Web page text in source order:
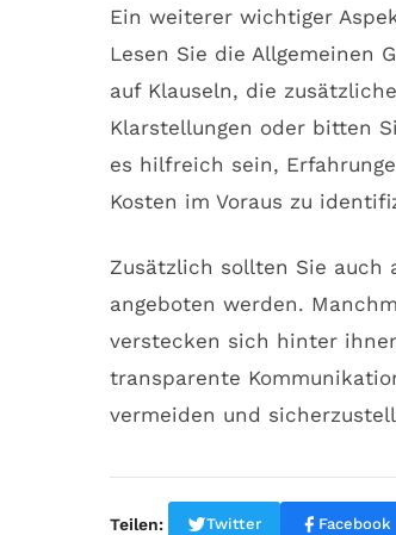
Ein weiterer wichtiger
Lesen Sie die Allgemeinen
auf Klauseln, die
Klarstellungen oder bitten
es hilfreich sein,
Kosten im Voraus zu
Zusätzlich sollten Sie auch
angeboten werden.
verstecken sich hinter
transparente
vermeiden und
Teilen: Twitter Facebook